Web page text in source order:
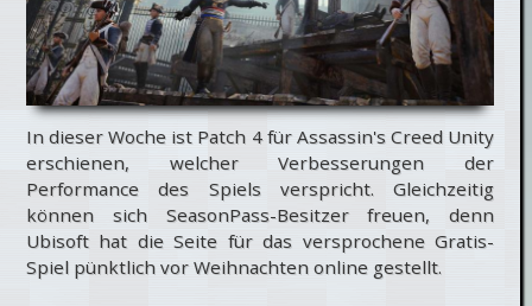
In dieser Woche ist Patch 4 für Assassin's Creed Unity
erschienen, welcher Verbesserungen der
Performance des Spiels verspricht. Gleichzeitig
können sich SeasonPass-Besitzer freuen, denn
Ubisoft hat die Seite für das versprochene Gratis-
Spiel pünktlich vor Weihnachten online gestellt.